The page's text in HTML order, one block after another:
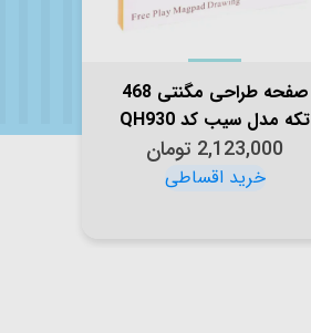
صفحه طراحی مگنتی 468
تکه مدل سیب کد QH930
2,123,000 تومان